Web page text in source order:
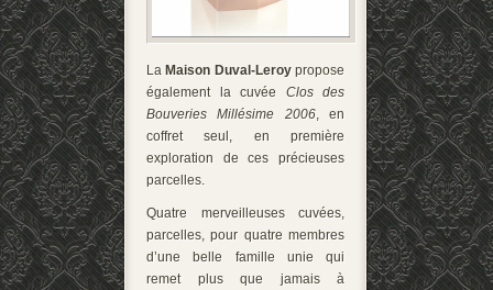
LaMaison Duval-Leroypropose
également la cuvée Clos des
Bouveries Millésime 2006, en
coffret seul, en première
exploration de ces précieuses
parcelles.
Quatre merveilleuses cuvées,
parcelles, pour quatre membres
d’une belle famille unie qui
remet plus que jamais à